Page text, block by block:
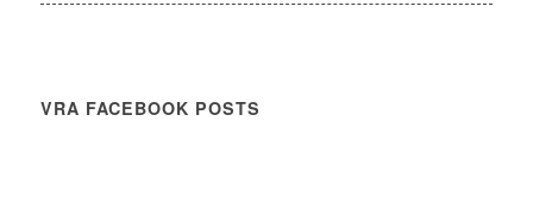
VRA FACEBOOK POSTS